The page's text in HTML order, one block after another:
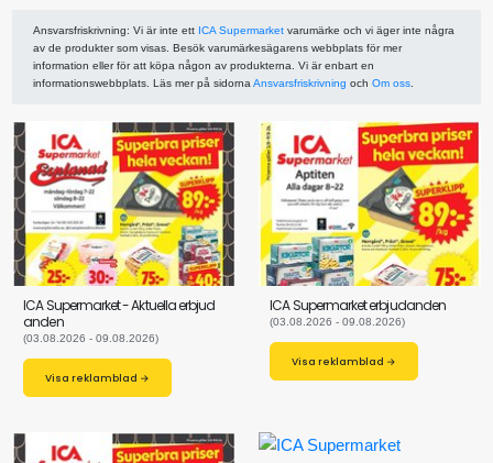
Ansvarsfriskrivning: Vi är inte ett ICA Supermarket varumärke och vi äger inte några
av de produkter som visas. Besök varumärkesägarens webbplats för mer
information eller för att köpa någon av produkterna. Vi är enbart en
informationswebbplats. Läs mer på sidorna Ansvarsfriskrivning och Om oss
ICA Supermarket - Aktuella erbjud
anden
(03.08.2026 - 09.08.2026)
Visa reklamblad →
ICA Supermarket erbjudanden
(03.08.2026 - 09.08.2026)
Visa reklamblad →